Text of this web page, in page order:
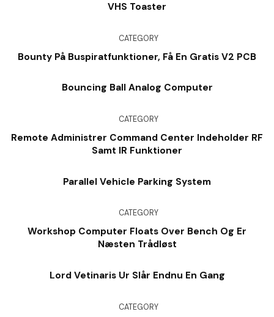
VHS Toaster
CATEGORY
Bounty På Buspiratfunktioner, Få En Gratis V2 PCB
Bouncing Ball Analog Computer
CATEGORY
Remote Administrer Command Center Indeholder RF
Samt IR Funktioner
Parallel Vehicle Parking System
CATEGORY
Workshop Computer Floats Over Bench Og Er
Næsten Trådløst
Lord Vetinaris Ur Slår Endnu En Gang
CATEGORY